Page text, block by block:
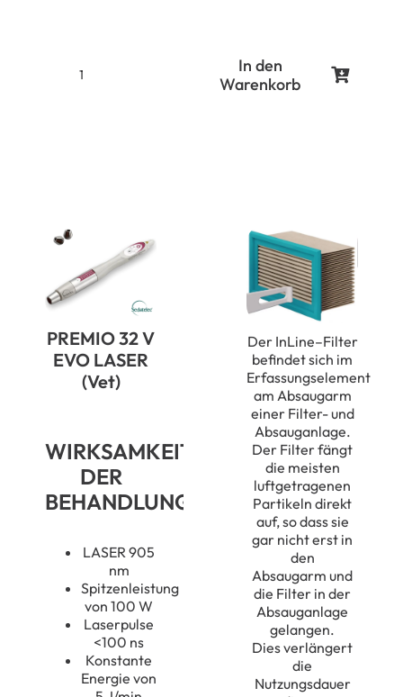
Medizinproduktebuch
In den
Warenkorb
PREMIO 32 V
EVO LASER
(Vet)
WIRKSAMKEIT
DER
BEHANDLUNG
LASER 905
nm
Spitzenleistung
von 100 W
Laserpulse
<100 ns
Konstante
Energie von
Der InLine–Filter
befindet sich im
Erfassungselement
am Absaugarm
einer Filter- und
Absauganlage.
Der Filter fängt
die meisten
luftgetragenen
Partikeln direkt
auf, so dass sie
gar nicht erst in
den
Absaugarm und
die Filter in der
Absauganlage
gelangen.
Diesverlängert
die
Nutzungsdauer